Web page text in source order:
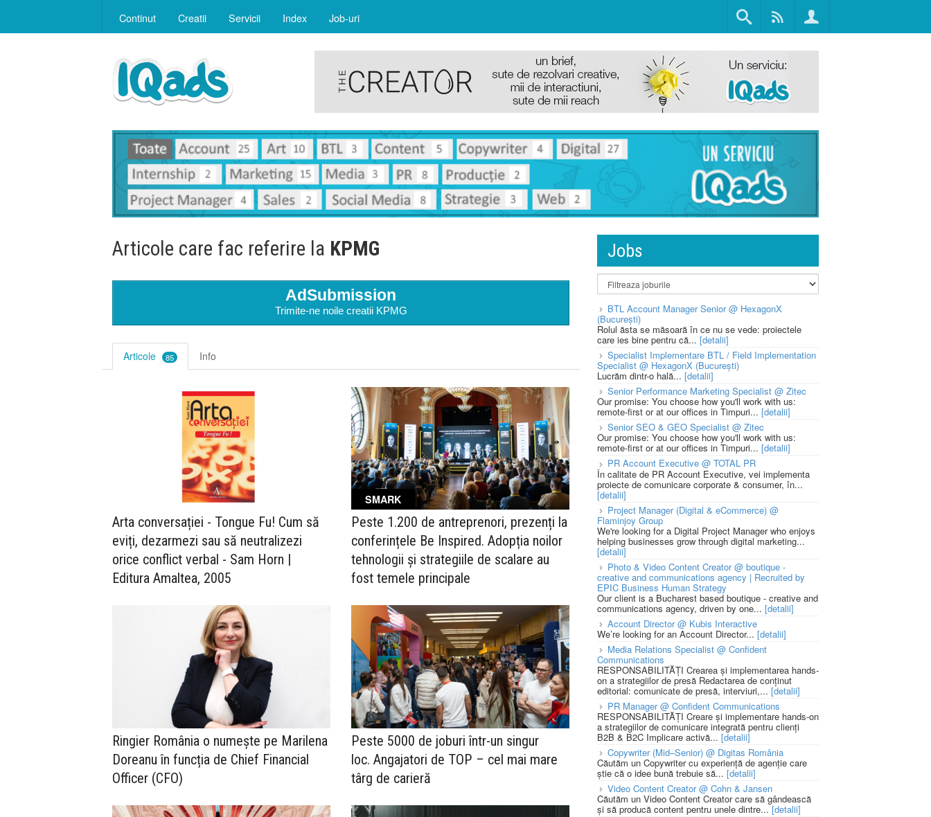
Continut Creatii Servicii Index Job-uri
Articole care fac referire la KPMG
AdSubmission
Trimite-ne noile creatii KPMG
Articole 85 Info
Arta conversației - Tongue Fu! Cum să
eviți, dezarmezi sau să neutralizezi
orice conflict verbal - Sam Horn |
Editura Amaltea, 2005
SMARK
Peste 1.200 de antreprenori, prezenți la
conferințele Be Inspired. Adopția noilor
tehnologii și strategiile de scalare au
fost temele principale
Ringier România o numește pe Marilena
Doreanu în funcția de Chief Financial
Officer (CFO)
Peste 5000 de joburi într-un singur
loc. Angajatori de TOP – cel mai mare
târg de carieră
Jobs
BTL Account Manager Senior @ HexagonX
(București)
Rolul ăsta se măsoară în ce nu se vede: proiectele
care ies bine pentru că... [detalii]
Specialist Implementare BTL / Field Implementation
Specialist @ HexagonX (București)
Lucrăm dintr-o hală... [detalii]
Senior Performance Marketing Specialist @ Zitec
Our promise: You choose how you'll work with us:
remote-first or at our offices in Timpuri... [detalii]
Senior SEO & GEO Specialist @ Zitec
Our promise: You choose how you'll work with us:
remote-first or at our offices in Timpuri... [detalii]
PR Account Executive @ TOTAL PR
În calitate de PR Account Executive, vei implementa
proiecte de comunicare corporate & consumer, în...
[detalii]
Project Manager (Digital & eCommerce) @
Flaminjoy Group
We're looking for a Digital Project Manager who enjoys
helping businesses grow through digital marketing...
[detalii]
Photo & Video Content Creator @ boutique -
creative and communications agency | Recruited by
EPIC Business Human Strategy
Our client is a Bucharest based boutique - creative and
communications agency, driven by one... [detalii]
Account Director @ Kubis Interactive
We’re looking for an Account Director... [detalii]
Media Relations Specialist @ Confident
Communications
RESPONSABILITĂȚI Crearea și implementarea hands-
on a strategiilor de presă Redactarea de conținut
editorial: comunicate de presă, interviuri,... [detalii]
PR Manager @ Confident Communications
RESPONSABILITĂȚI Creare și implementare hands-on
a strategiilor de comunicare integrată pentru clienți
B2B & B2C Implicare activă... [detalii]
Copywriter (Mid–Senior) @ Digitas România
Căutăm un Copywriter cu experiență de agenție care
știe că o idee bună trebuie să... [detalii]
Video Content Creator @ Cohn & Jansen
Căutăm un Video Content Creator care să gândească
și să producă content pentru unele dintre... [detalii]